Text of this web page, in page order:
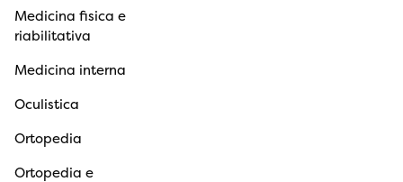
Medicina fisica e
riabilitativa
Medicina interna
Oculistica
Ortopedia
Ortopedia e